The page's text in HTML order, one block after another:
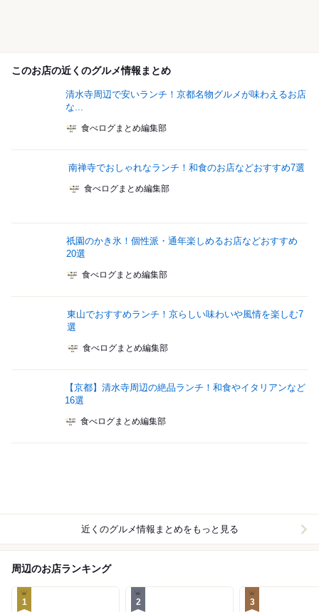
このお店の近くのグルメ情報まとめ
清水寺周辺で安いランチ！京都名物グルメが味わえるお店
な...
食べログまとめ編集部
南禅寺でおしゃれなランチ！和食のお店などおすすめ7選
食べログまとめ編集部
祇園のかき氷！個性派・通年楽しめるお店などおすすめ
20選
食べログまとめ編集部
東山でおすすめランチ！京らしい味わいや風情を楽しむ7
選
食べログまとめ編集部
【京都】清水寺周辺の絶品ランチ！和食やイタリアンなど
16選
食べログまとめ編集部
近くのグルメ情報まとめをもっと見る
周辺のお店ランキング
1 2 3